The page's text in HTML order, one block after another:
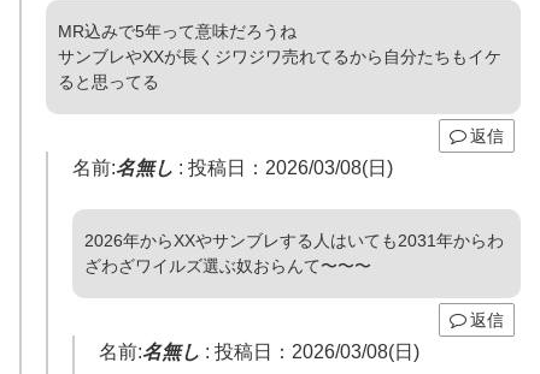
MR込みで5年って意味だろうね
サンブレやXXが長くジワジワ売れてるから自分たちもイケ
ると思ってる
返信
名前:名無し : 投稿日：2026/03/08(日)
2026年からXXやサンブレする人はいても2031年からわ
ざわざワイルズ選ぶ奴おらんて〜〜〜
返信
名前:名無し : 投稿日：2026/03/08(日)